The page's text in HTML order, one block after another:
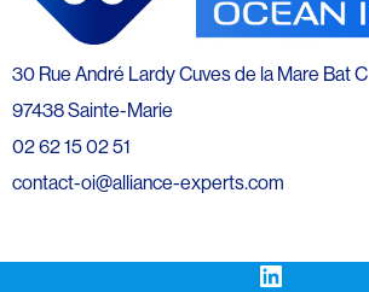
30 Rue André Lardy Cuves de la Mare Bat C
97438 Sainte-Marie
02 62 15 02 51
contact-oi@alliance-experts.com
LinkedIn